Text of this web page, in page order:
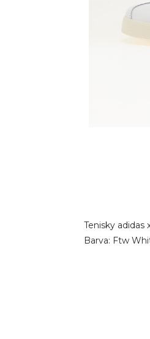
Tenisky
Barva: Ftw